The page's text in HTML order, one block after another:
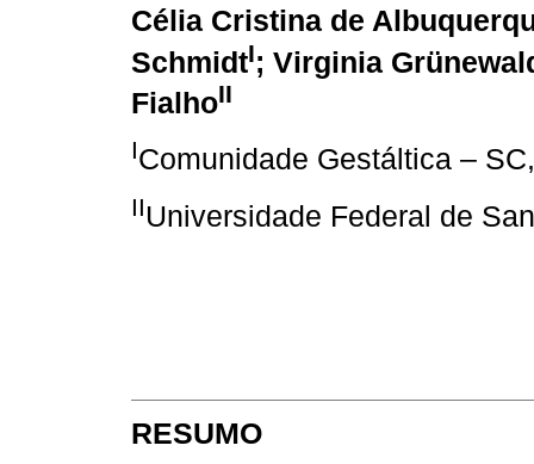
Célia Cristina de
SchmidtI; Virginia
FialhoII
IComunidade Gestáltica –
IIUniversidade Federal de
RESUMO